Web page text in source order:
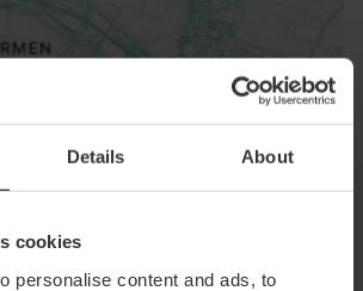
Details About
cookies
personalise content and ads, to
Bekijk kaart